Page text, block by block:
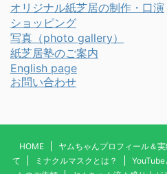
オリジナル紙芝居の制作・口演
ショッピング
写真 （photo gallery）
紙芝居塾のご案内
English page
お問い合わせ
HOME ヤムちゃんプロフィール＆
て
ミナクルマスクとは？ YouTube